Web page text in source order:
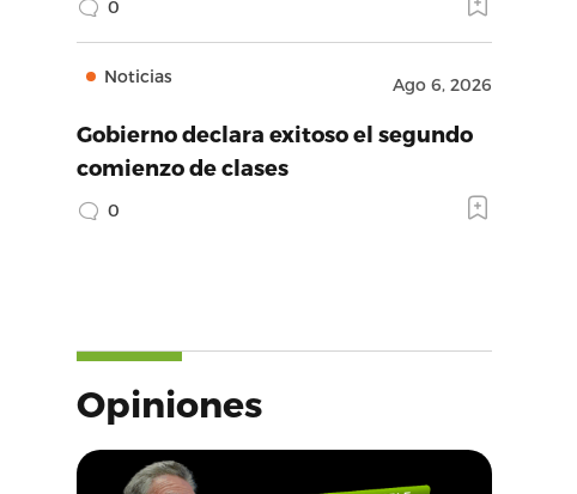
0
Noticias Ago 6, 2026
Gobierno declara exitoso el segundo
comienzo de clases
0
Opiniones